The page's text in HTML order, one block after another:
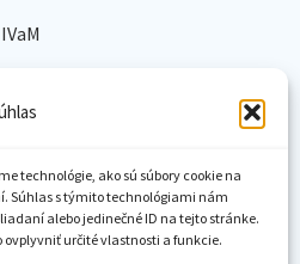
technológie, ako sú súbory cookie na
Súhlas s týmito technológiami nám
alebo jedinečné ID na tejto stránke.
určité vlastnosti a funkcie.